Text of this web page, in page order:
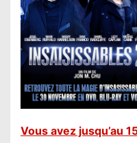
Vous avez jusqu’au